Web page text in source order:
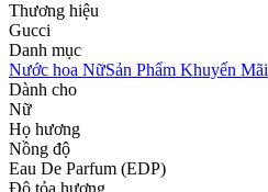
Thương hiệu
Gucci
Danh mục
Nước hoa NữSản Phẩm Khuyến Mãi
Dành cho
Nữ
Họ hương
Nồng độ
Eau De Parfum (EDP)